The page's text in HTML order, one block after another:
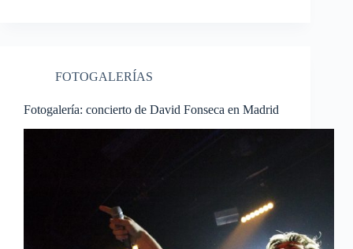
FOTOGALERÍAS
Fotogalería: concierto de David Fonseca en Madrid